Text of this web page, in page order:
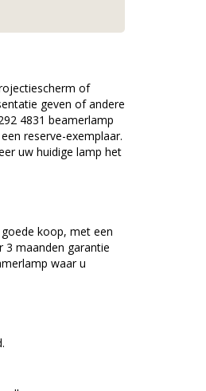
of
geven of andere
4831 beamerlamp
reserve-exemplaar.
uw huidige lamp het
koop, met een
3 maanden garantie
waar u